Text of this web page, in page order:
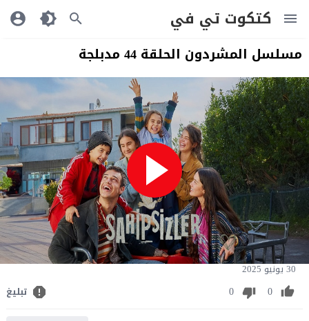
كتكوت تي في
مسلسل المشردون الحلقة 44 مدبلجة
30 يونيو 2025
0
0 تبليغ